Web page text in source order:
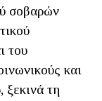
σοβαρών
του
και
τη